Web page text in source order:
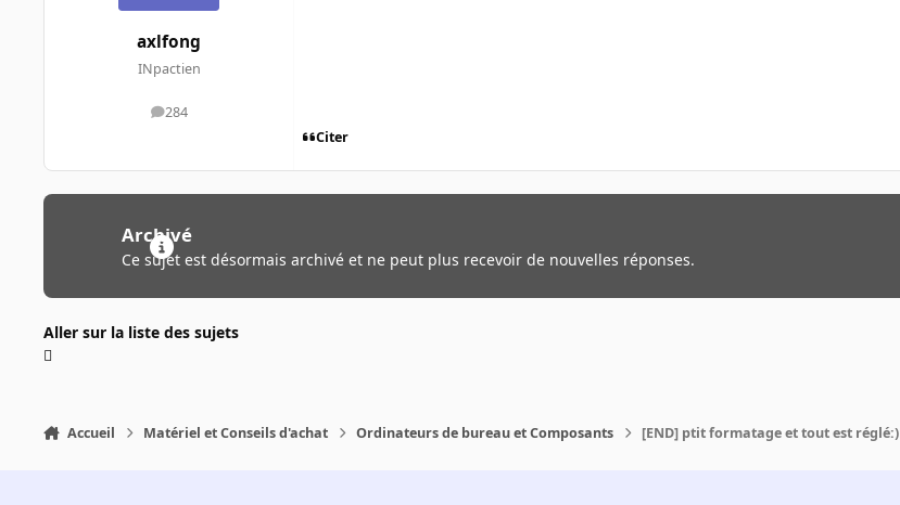
axlfong
INpactien
284
messages
Citer
Archivé
Ce sujet est désormais archivé et ne peut plus recevoir de nouvelles réponses.
Aller sur la liste des sujets
Accueil Matériel et Conseils d'achat Ordinateurs de bureau et Composants [END] ptit formatage et tout est réglé:)